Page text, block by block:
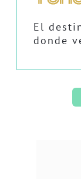
El
donde